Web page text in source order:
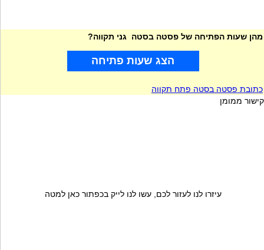
מהן שעות הפתיחה של פסטה בסטה גני תקווה?
הצג שעות פתיחה
כתובת פסטה בסטה פתח תקווה
קישור ממומן
עיזרו לנו לעזור לכם, עשו לנו לייק בכפתור כאן למטה